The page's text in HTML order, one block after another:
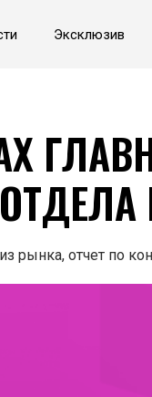
Эксклюзив
рынка, отчет по